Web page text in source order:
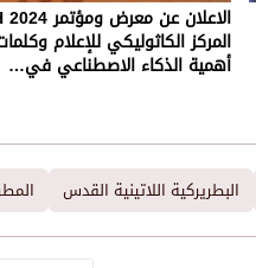
المركز الكاثوليكي للإعلام
أهمية الذكاء الاصطناعي في…
البطريركية اللاتينية القدس